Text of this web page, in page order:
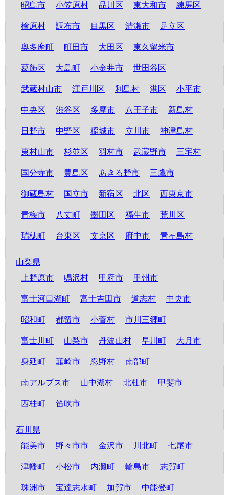
昭島市 小笠原村 品川区 東大和市 練馬区
檜原村 調布市 目黒区 清瀬市 足立区
奥多摩町 町田市 大田区 東久留米市
葛飾区 大島町 小金井市 世田谷区
武蔵村山市 江戸川区 利島村 港区 小平市
中央区 渋谷区 多摩市 八王子市 新島村
日野市 中野区 稲城市 立川市 神津島村
東村山市 杉並区 羽村市 武蔵野市 三宅村
国分寺市 豊島区 あきる野市 三鷹市
御蔵島村 国立市 新宿区 北区 西東京市
青梅市 八丈町 墨田区 福生市 荒川区
瑞穂町 台東区 文京区 府中市 青ヶ島村
山梨県
上野原市
鳴沢村 甲府市 甲州市
富士河口湖町 富士吉田市 道志村 中央市
昭和町 都留市 小菅村 市川三郷町
富士川町 山梨市 丹波山村 早川町 大月市
身延町 韮崎市 忍野村 南部町
南アルプス市 山中湖村 北杜市 甲斐市
西桂町 笛吹市
石川県
能美市
野々市市 金沢市 川北町 七尾市
津幡町 小松市 内灘町 輪島市 志賀町
珠洲市 宝達志水町 加賀市 中能登町